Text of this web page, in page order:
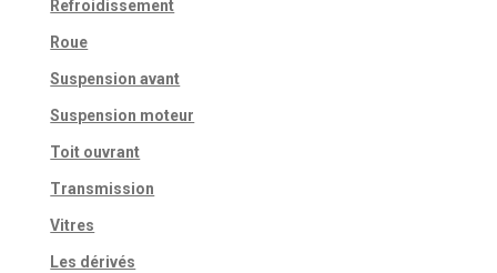
Refroidissement
Roue
Suspension avant
Suspension moteur
Toit ouvrant
Transmission
Vitres
Les dérivés